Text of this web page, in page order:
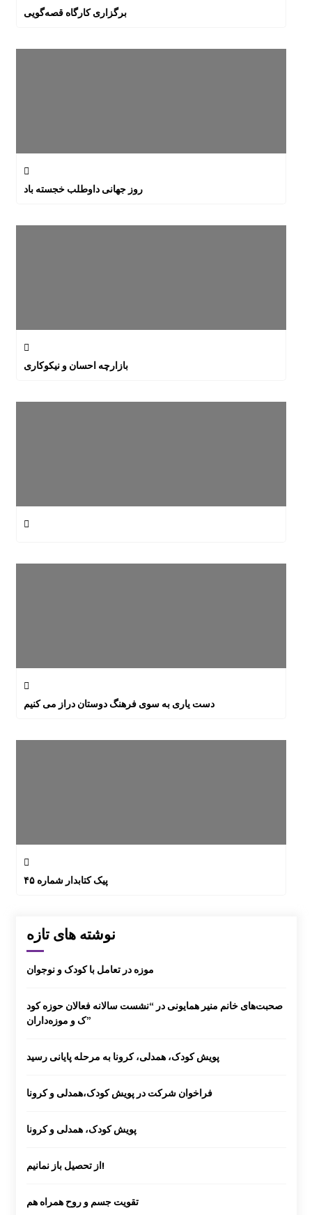
برگزاری کارگاه قصه‌گویی
روز جهانی داوطلب خجسته باد
بازارچه احسان و نیکوکاری
دست یاری به سوی فرهنگ دوستان دراز می کنیم
پیک کتابدار شماره ۴۵
نوشته های تازه
موزه در تعامل با کودک و نوجوان
صحبت‌های خانم منیر همایونی در “نشست سالانه فعالان حوزه کود
ک و موزه‌داران”
پویش کودک، همدلی، کرونا به مرحله پایانی رسید
فراخوان شرکت در پویش کودک،همدلی و کرونا
پویش کودک، همدلی و کرونا
از تحصیل باز نمانیم!
تقویت جسم و روح همراه هم